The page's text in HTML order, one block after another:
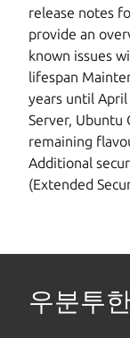
release notes
provide an
known issues
lifespan
years until
Server, Ubuntu
remaining
Additional
(Extended
우분투